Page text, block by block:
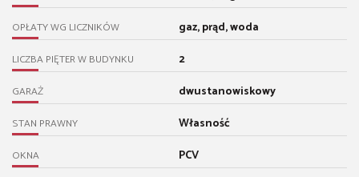
OPŁATY WG LICZNIKÓW gaz, prąd, woda
LICZBA PIĘTER W BUDYNKU 2
GARAŻ dwustanowiskowy
STAN PRAWNY Własność
OKNA PCV